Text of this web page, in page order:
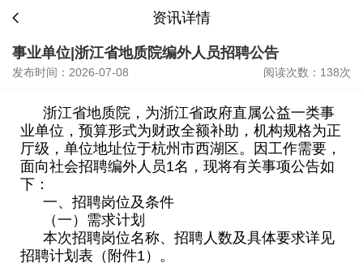
资讯详情
事业单位|浙江省地质院编外人员招聘公告
发布时间：2026-07-08 阅读次数：138次
浙江省地质院，为浙江省政府直属公益一类事
业单位，预算形式为财政全额补助，机构规格为正
厅级，单位地址位于杭州市西湖区。因工作需要，
面向社会招聘编外人员1名，现将有关事项公告如
下：
一、招聘岗位及条件
（一）需求计划
本次招聘岗位名称、招聘人数及具体要求详见
招聘计划表（附件1）。